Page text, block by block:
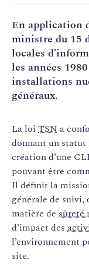
En application
ministre du 15
locales
les années
installations
généraux.
La loi TSN a
donnant un
création d’une
pouvant être
Il définit la
générale de
matière de sûreté
d’impact des
l’environnement
site.